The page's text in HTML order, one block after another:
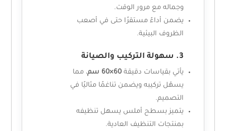
وجماله مع مرور الوقت.
يضمن أداءً مستقرًا حتى في أصعب
الظروف البيئية.
3. سهولة التركيب والصيانة
يأتي بقياسات دقيقة60×60 سم
، مما
يسهّل تركيبه ويضمن تناغمًا مثاليًا في
التصميم.
يتميز بسطح أملس يسهل تنظيفه
بمنتجات التنظيف العادية.